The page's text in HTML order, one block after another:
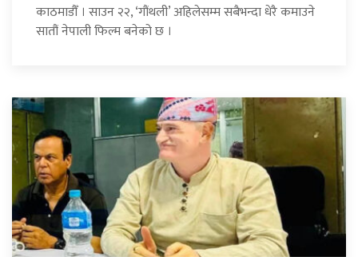
काठमाडौँ । साउन २२, ‘गौंथली’ अहिलेसम्म सबैभन्दा धेरै कमाउने
सातौं नेपाली फिल्म बनेको छ ।